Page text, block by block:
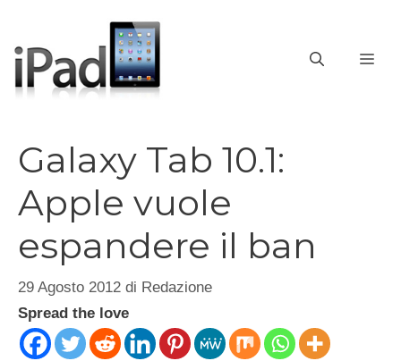
contenuto
Galaxy Tab 10.1:
Apple vuole
espandere il ban
29 Agosto 2012 di Redazione
Spread the love